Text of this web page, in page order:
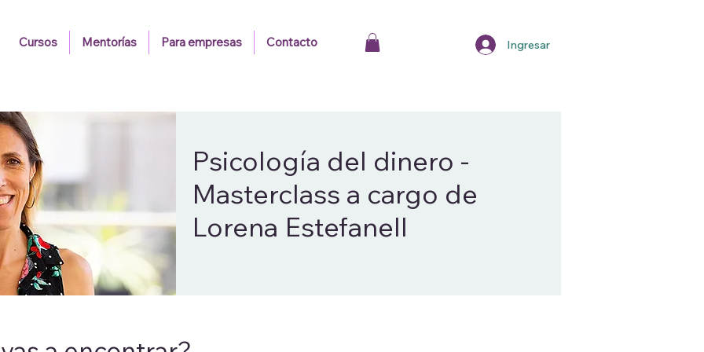
Cursos Mentorías Para empresas Contacto Ingresar
Psicología del dinero -
Masterclass a cargo de
Lorena Estefanell